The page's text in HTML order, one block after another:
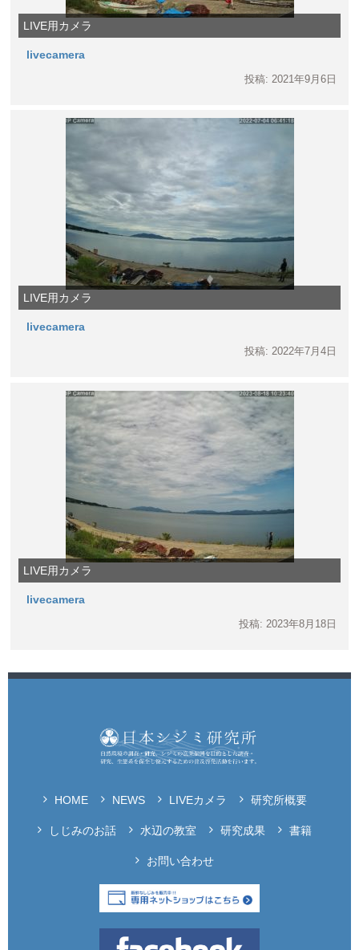
LIVE用カメラ
livecamera
投稿: 2021年9月6日
LIVE用カメラ
livecamera
投稿: 2022年7月4日
LIVE用カメラ
livecamera
投稿: 2023年8月18日
HOME NEWS LIVEカメラ 研究所概要
しじみのお話 水辺の教室 研究成果 書籍
お問い合わせ